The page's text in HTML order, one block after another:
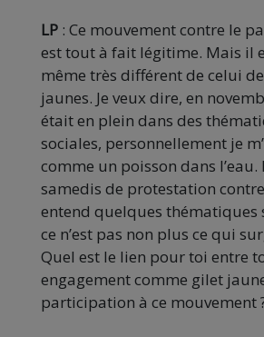
LP : Ce mouvement contre le
est tout à fait légitime. Mais il
même très différent de celui
jaunes. Je veux dire, en
était en plein dans des
sociales, personnellement je
comme un poisson dans l’eau.
samedis de protestation
entend quelques thématiques
ce n’est pas non plus ce qui
Quel est le lien pour toi entre
engagement comme gilet
participation à ce mouvement